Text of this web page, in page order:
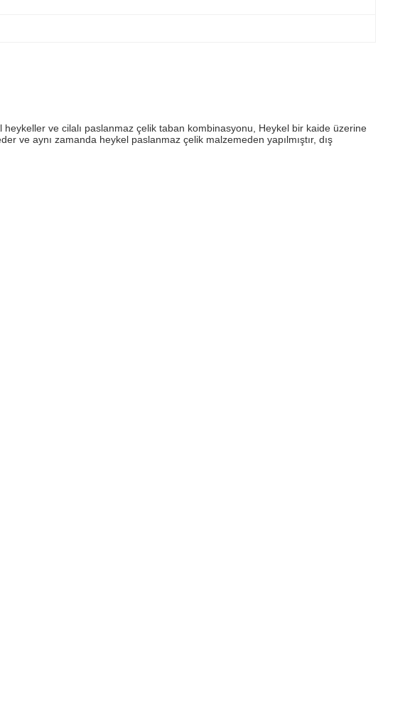
ve cilalı paslanmaz çelik taban kombinasyonu, Heykel bir kaide üzerine
ve aynı zamanda heykel paslanmaz çelik malzemeden yapılmıştır, dış